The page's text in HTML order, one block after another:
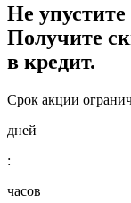
Не
Получите
в кредит.
Срок акции
дней
:
часов